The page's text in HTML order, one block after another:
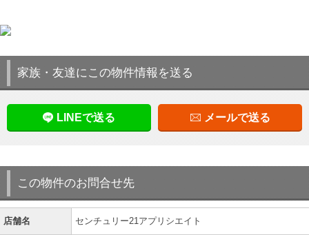
家族・友達にこの物件情報を送る
LINEで送る メールで送る
この物件のお問合せ先
店舗名 センチュリー21アプリシエイト